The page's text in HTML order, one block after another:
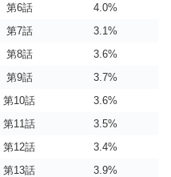
第6話
4.0%
第7話
3.1%
第8話
3.6%
第9話
3.7%
第10話
3.6%
第11話
3.5%
第12話
3.4%
第13話
3.9%